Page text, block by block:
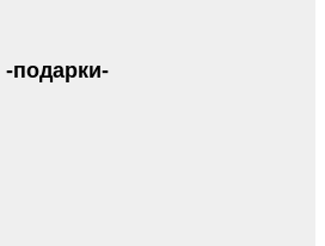
-подарки-